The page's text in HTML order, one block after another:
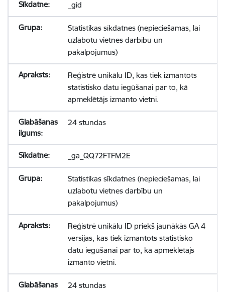
_gid
Statistikas sīkdatnes (nepieciešamas, lai
uzlabotu vietnes darbību un
pakalpojumus)
Reģistrē unikālu ID, kas tiek izmantots
statistisko datu iegūšanai par to, kā
apmeklētājs izmanto vietni.
24 stundas
_ga_QQ72FTFM2E
Statistikas sīkdatnes (nepieciešamas, lai
uzlabotu vietnes darbību un
pakalpojumus)
Reģistrē unikālu ID priekš jaunākās GA 4
versijas, kas tiek izmantots statistisko
datu iegūšanai par to, kā apmeklētājs
izmanto vietni.
24 stundas